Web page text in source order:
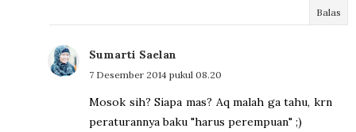
Balas
Sumarti Saelan
7 Desember 2014 pukul 08.20
Mosok sih? Siapa mas? Aq malah ga tahu, krn
peraturannya baku "harus perempuan" ;)